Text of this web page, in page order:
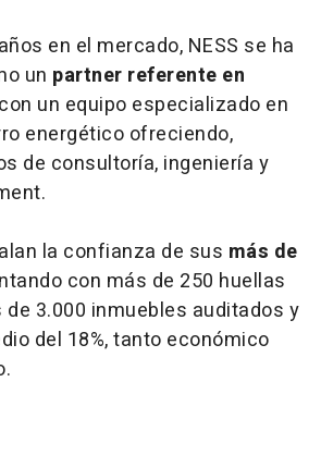
en el mercado, NESS se ha
un partner referente en
un equipo especializado en
energético ofreciendo,
de consultoría, ingeniería y
la confianza de sus más de
con más de 250 huellas
de 3.000 inmuebles auditados y
del 18%, tanto económico